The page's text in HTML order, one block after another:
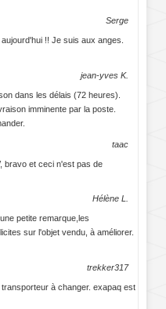
Serge
!! Je suis aux anges.
jean-yves K.
dans les délais (72 heures).
imminente par la poste.
taac
bravo et ceci n'est pas de
Hélène L.
petite remarque,les
sur l'objet vendu, à améliorer.
trekker317
à changer. exapaq est